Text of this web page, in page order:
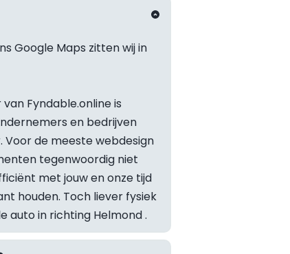
Google Maps zitten wij in
Fyndable.online is
en bedrijven
Voor de meeste webdesign
tegenwoordig niet
met jouw en onze tijd
houden. Toch liever fysiek
auto in richting Helmond .